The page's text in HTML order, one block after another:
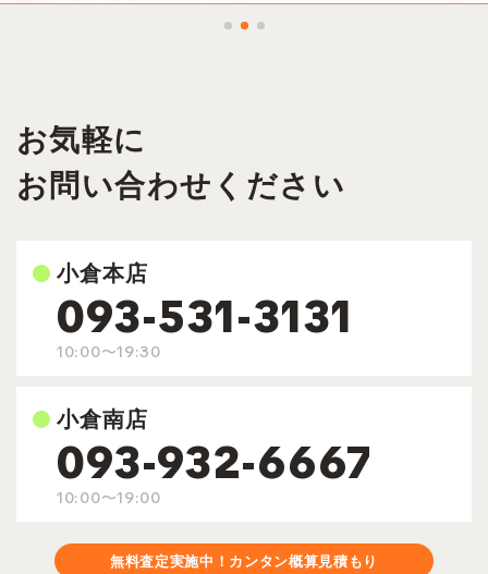
お気軽に
お問い合わせください
小倉本店
093-531-3131
10:00〜19:30
小倉南店
093-932-6667
10:00〜19:00
無料査定実施中！カンタン概算見積もり